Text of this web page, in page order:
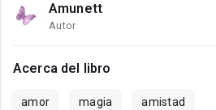
Amunett
Autor
Acerca del libro
amor magia amistad